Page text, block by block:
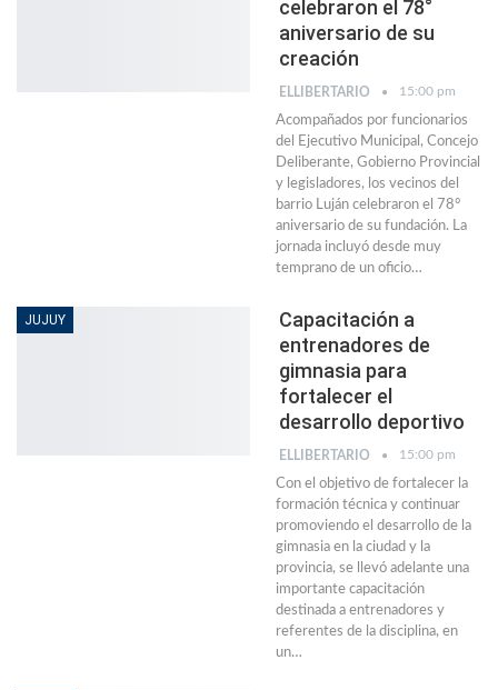
celebraron el 78°
aniversario de su
creación
ELLIBERTARIO 15:00 pm
Acompañados por funcionarios
del Ejecutivo Municipal, Concejo
Deliberante, Gobierno Provincial
y legisladores, los vecinos del
barrio Luján celebraron el 78°
aniversario de su fundación. La
jornada incluyó desde muy
temprano de un oficio…
JUJUY
Capacitación a
entrenadores de
gimnasia para
fortalecer el
desarrollo deportivo
ELLIBERTARIO 15:00 pm
Con el objetivo de fortalecer la
formación técnica y continuar
promoviendo el desarrollo de la
gimnasia en la ciudad y la
provincia, se llevó adelante una
importante capacitación
destinada a entrenadores y
referentes de la disciplina, en
un…